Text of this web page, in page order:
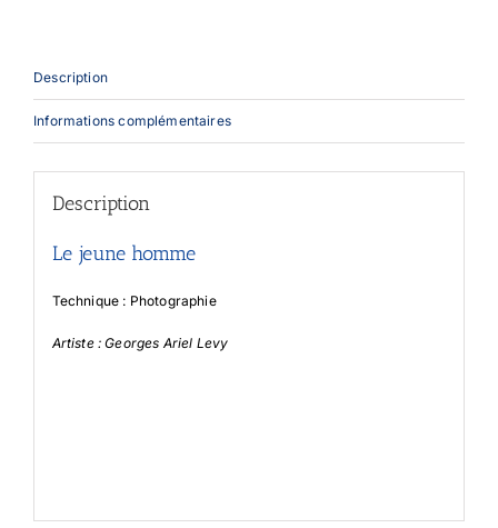
Description
Informations complémentaires
Description
Le jeune homme
Technique : Photographie
Artiste : Georges Ariel Levy